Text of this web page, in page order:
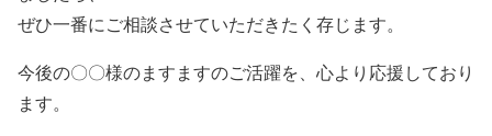
ぜひ一番にご相談させていただきたく存じます。
今後の〇〇様のますますのご活躍を、心より応援しており
ます。